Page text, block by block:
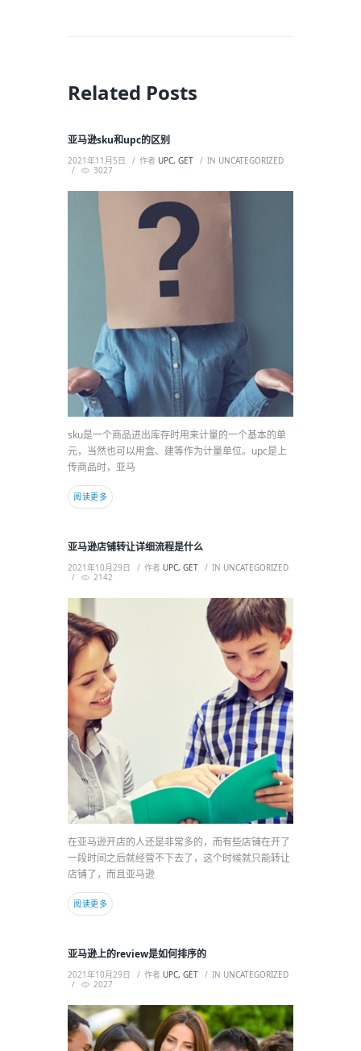
Related Posts
亚马逊sku和upc的区别
2021年11月5日 作者 UPC, GET IN UNCATEGORIZED
3027
sku是一个商品进出库存时用来计量的一个基本的单
元，当然也可以用盒、建等作为计量单位。upc是上
传商品时，亚马
阅读更多
亚马逊店铺转让详细流程是什么
2021年10月29日 作者 UPC, GET IN UNCATEGORIZED
2142
在亚马逊开店的人还是非常多的，而有些店铺在开了
一段时间之后就经营不下去了，这个时候就只能转让
店铺了，而且亚马逊
阅读更多
亚马逊上的review是如何排序的
2021年10月29日 作者 UPC, GET IN UNCATEGORIZED
2027